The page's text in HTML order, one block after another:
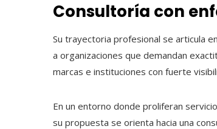
Consultoría con
Su trayectoria profesional se articula
a organizaciones que demandan
marcas e instituciones con fuerte
En un entorno donde proliferan
su propuesta se orienta hacia una